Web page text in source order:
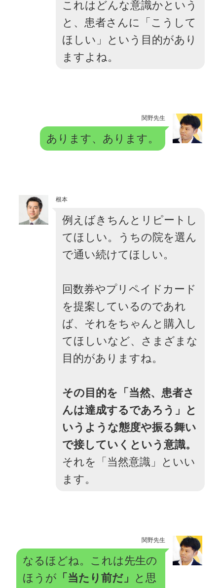
これはどんな意識かという
と、患者さんに「こうして
ほしい」という目的があり
ますよね。
関野先生
あります、あります。
根本
例えばきちんとリピートし
てほしい。うちの院を選ん
で通い続けてほしい。
回数券やプリペイドカード
を提案しているのであれ
ば、それをちゃんと購入し
てほしいなど、さまざまな
目的がありますね。
その目的を「当然、患者さ
んは達成するであろう」と
いうような態度や振る舞い
で接していくという意識。
それを「当然意識」といい
ます。
関野先生
なるほどね。これは先生の
ほうが 「当たり前だ」 と思